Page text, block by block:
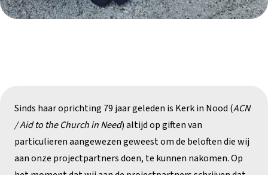
Sinds haar oprichting 79 jaar geleden is Kerk in Nood (ACN
/ Aid to the Church in Need) altijd op giften van
particulieren aangewezen geweest om de beloften die wij
aan onze projectpartners doen, te kunnen nakomen. Op